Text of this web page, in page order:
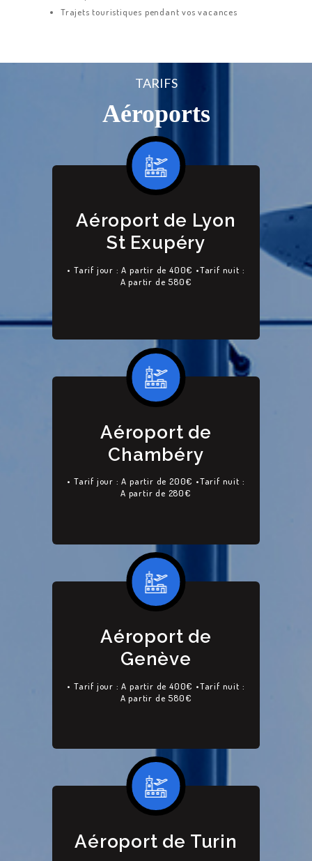
Trajets touristiques pendant vos vacances
TARIFS
Aéroports
Aéroport de Lyon
St Exupéry
• Tarif jour : A partir de 400€ •Tarif nuit :
A partir de 580€
Aéroport de
Chambéry
• Tarif jour : A partir de 200€ •Tarif nuit :
A partir de 280€
Aéroport de
Genève
• Tarif jour : A partir de 400€ •Tarif nuit :
A partir de 580€
Aéroport de Turin